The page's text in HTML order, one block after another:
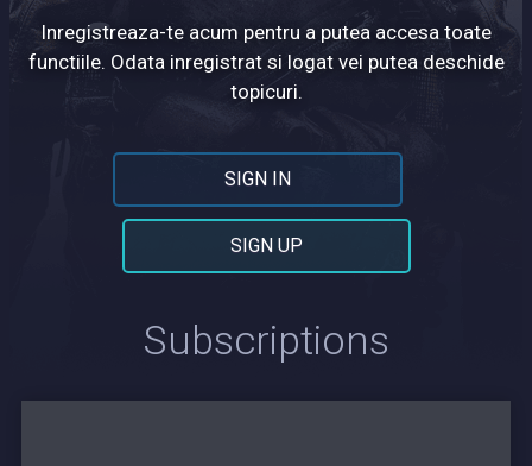
Inregistreaza-te acum pentru a putea accesa toate
functiile. Odata inregistrat si logat vei putea deschide
topicuri.
SIGN IN
SIGN UP
Subscriptions